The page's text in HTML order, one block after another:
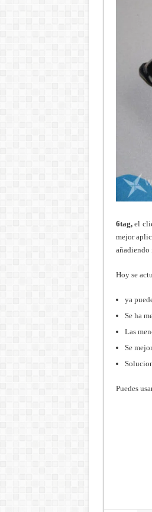
6tag,el
mejor
añadiendo
Hoy se
ya
Se ha
Las
Se
Puedes